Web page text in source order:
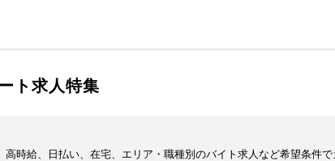
ト求人特集
時給、日払い、在宅、エリア・職種別のバイト求人など希望条件